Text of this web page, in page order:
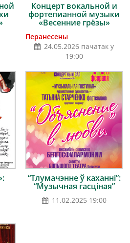
Концерт вокальной и
фортепианной музыки
«Весенние грёзы»
Перанесены
24.05.2026 пачатак у
19:00
“Тлумачэнне ў каханні”:
“Музычная гасціная”
11.02.2025 19:00